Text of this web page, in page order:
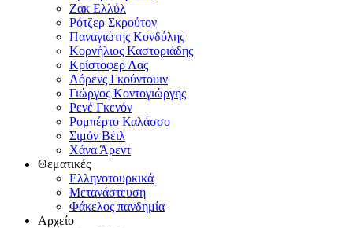
Ζακ Ελλύλ
Ρότζερ Σκρούτον
Παναγιώτης Κονδύλης
Κορνήλιος Καστοριάδης
Κρίστοφερ Λας
Λόρενς Γκούντουιν
Γιώργος Κοντογιώργης
Ρενέ Γκενόν
Ρομπέρτο Καλάσσο
Σιμόν Βέιλ
Χάνα Άρεντ
Θεματικές
Ελληνοτουρκικά
Μετανάστευση
Φάκελος πανδημία
Αρχείο